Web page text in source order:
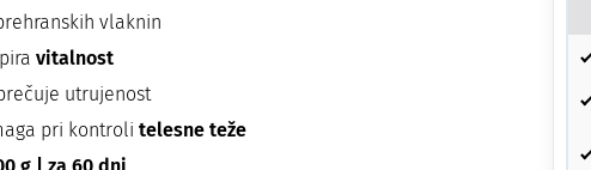
vlaknin
vitalnost
utrujenost
pri kontroli telesne teže